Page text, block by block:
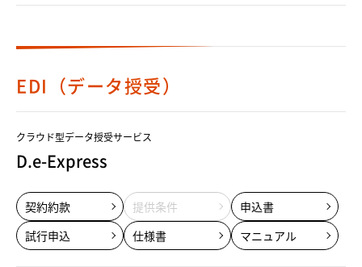
EDI（データ授受）
クラウド型データ授受サービス
D.e-Express
契約約款 提供条件
申込書
試行申込
仕様書 マニュアル